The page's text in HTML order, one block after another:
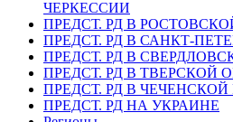
ЧЕРКЕССИИ
ПРЕДСТ. РД В
ПРЕДСТ. РД В САНКТ-
ПРЕДСТ. РД В
ПРЕДСТ. РД В ТВЕРСКОЙ
ПРЕДСТ. РД В
ПРЕДСТ. РД НА УКРАИНЕ